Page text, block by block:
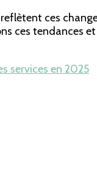
ces
ces tendances
services en 2025